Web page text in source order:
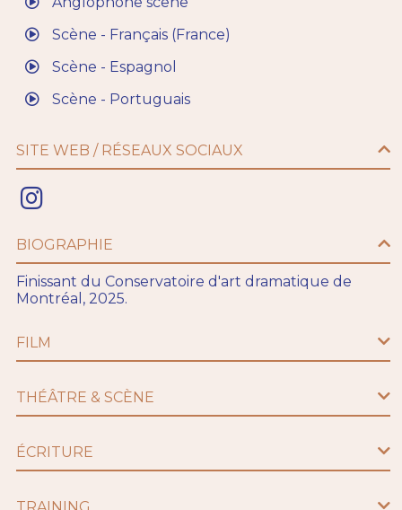
Scène - Français (France)
Scène - Espagnol
Scène - Portuguais
SITE WEB / RÉSEAUX SOCIAUX
BIOGRAPHIE
Finissant du Conservatoire d'art dramatique de
Montréal, 2025.
FILM
THÉÂTRE & SCÈNE
ÉCRITURE